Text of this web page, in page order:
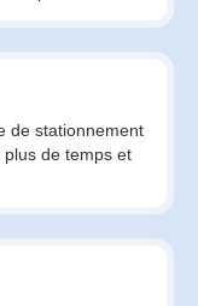
de stationnement
de temps et